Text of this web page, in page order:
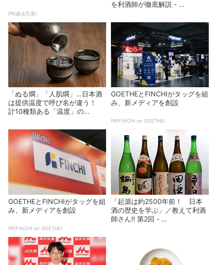
PR(森永乳業)
を利酒師が徹底解説 - ...
「ぬる燗」「人肌燗」…日本酒
は提供温度で呼び名が違う！
計10種類ある「温度」の...
GOETHEとFINCHIがタッグを組
み、新メディアを創設
PR(FINCHI on GOETHE)
GOETHEとFINCHIがタッグを組
み、新メディアを創設
PR(FINCHI on GOETHE)
「起源は約2500年前！ 日本
酒の歴史を学ぶ」／教えて利酒
師さん‼ 第2回 - ...